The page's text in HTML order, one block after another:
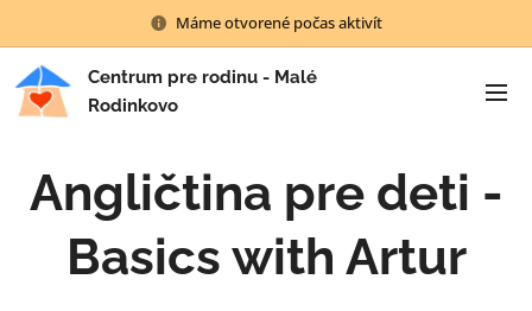
Máme otvorené počas aktivít
Centrum pre rodinu - Malé
Rodinkovo
Angličtina pre deti -
Basics with Artur